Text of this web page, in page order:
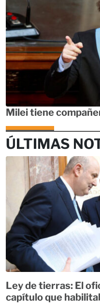
Milei tiene
ÚLTIMAS
Ley de tierras: El
capítulo que